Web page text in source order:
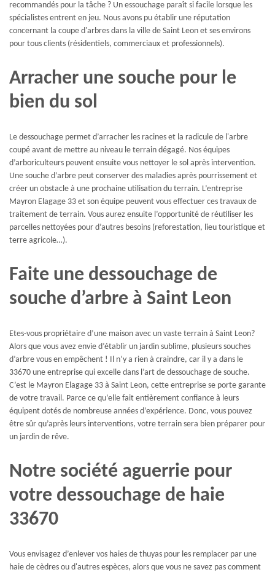
recommandés pour la tâche ? Un essouchage paraît si facile lorsque les
spécialistes entrent en jeu. Nous avons pu établir une réputation
concernant la coupe d'arbres dans la ville de Saint Leon et ses environs
pour tous clients (résidentiels, commerciaux et professionnels).
Arracher une souche pour le
bien du sol
Le dessouchage permet d’arracher les racines et la radicule de l'arbre
coupé avant de mettre au niveau le terrain dégagé. Nos équipes
d’arboriculteurs peuvent ensuite vous nettoyer le sol après intervention.
Une souche d’arbre peut conserver des maladies après pourrissement et
créer un obstacle à une prochaine utilisation du terrain. L’entreprise
Mayron Elagage 33 et son équipe peuvent vous effectuer ces travaux de
traitement de terrain. Vous aurez ensuite l’opportunité de réutiliser les
parcelles nettoyées pour d’autres besoins (reforestation, lieu touristique et
terre agricole…).
Faite une dessouchage de
souche d’arbre à Saint Leon
Etes-vous propriétaire d’une maison avec un vaste terrain à Saint Leon?
Alors que vous avez envie d’établir un jardin sublime, plusieurs souches
d’arbre vous en empêchent ! Il n’y a rien à craindre, car il y a dans le
33670 une entreprise qui excelle dans l’art de dessouchage de souche.
C’est le Mayron Elagage 33 à Saint Leon, cette entreprise se porte garante
de votre travail. Parce ce qu’elle fait entièrement confiance à leurs
équipent dotés de nombreuse années d’expérience. Donc, vous pouvez
être sûr qu’après leurs interventions, votre terrain sera bien préparer pour
un jardin de rêve.
Notre société aguerrie pour
votre dessouchage de haie
33670
Vous envisagez d’enlever vos haies de thuyas pour les remplacer par une
haie de cèdres ou d'autres espèces, alors que vous ne savez pas comment